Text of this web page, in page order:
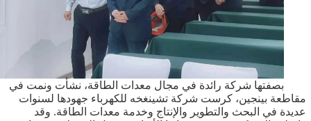
بصفتها شركة رائدة في مجال معدات الطاقة، نشأت ونمت في
مقاطعة بينجين، كرست شركة تشينغخه للكهرباء جهودها لسنوات
عديدة في البحث والتطوير والإنتاج وخدمة معدات الطاقة. وقد